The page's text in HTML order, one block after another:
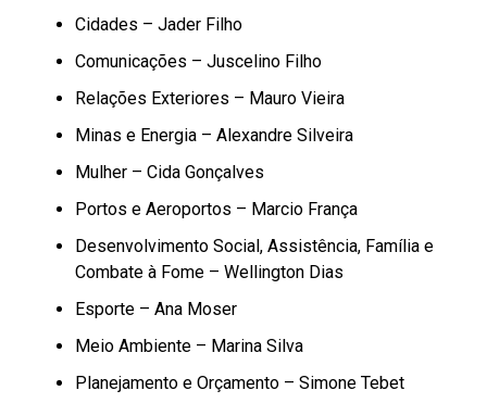
Cidades – Jader Filho
Comunicações – Juscelino Filho
Relações Exteriores – Mauro Vieira
Minas e Energia – Alexandre Silveira
Mulher – Cida Gonçalves
Portos e Aeroportos – Marcio França
Desenvolvimento Social, Assistência, Família e
Combate à Fome – Wellington Dias
Esporte – Ana Moser
Meio Ambiente – Marina Silva
Planejamento e Orçamento – Simone Tebet